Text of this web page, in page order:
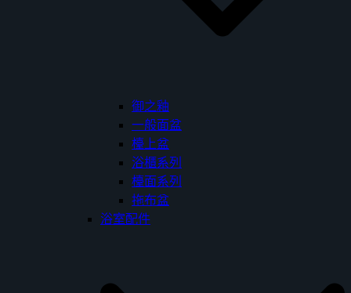
御之釉
一般面盆
檯上盆
浴櫃系列
檯面系列
拖布盆
浴室配件